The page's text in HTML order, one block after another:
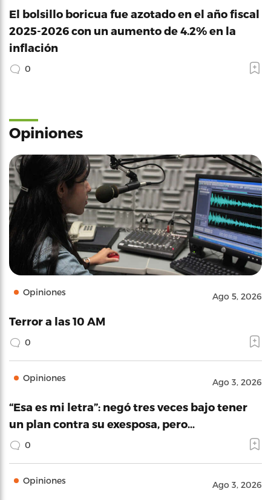
El bolsillo boricua fue azotado en el año fiscal
2025-2026 con un aumento de 4.2% en la
inflación
0
Opiniones
Opiniones Ago 5, 2026
Terror a las 10 AM
0
Opiniones Ago 3, 2026
“Esa es mi letra”: negó tres veces bajo tener
un plan contra su exesposa, pero…
0
Opiniones Ago 3, 2026